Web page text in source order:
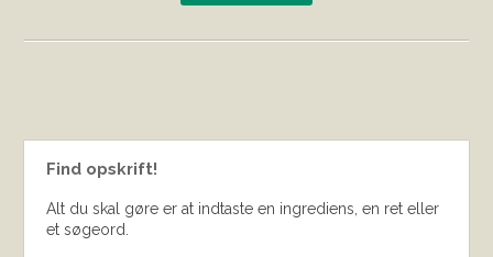
Find opskrift!
Alt du skal gøre er at indtaste en ingrediens, en ret eller
et søgeord.